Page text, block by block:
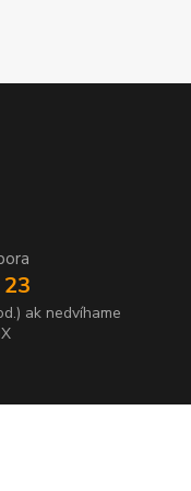
ak nedvíhame